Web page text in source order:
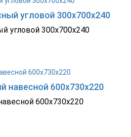
угловой 300х700х240
угловой 300х700х240
навесной 600х730х220
600х730х220